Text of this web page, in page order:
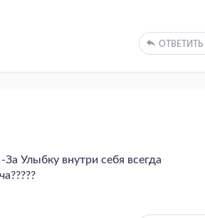
ОТВЕТИТЬ
Улыбку внутри себя всегда